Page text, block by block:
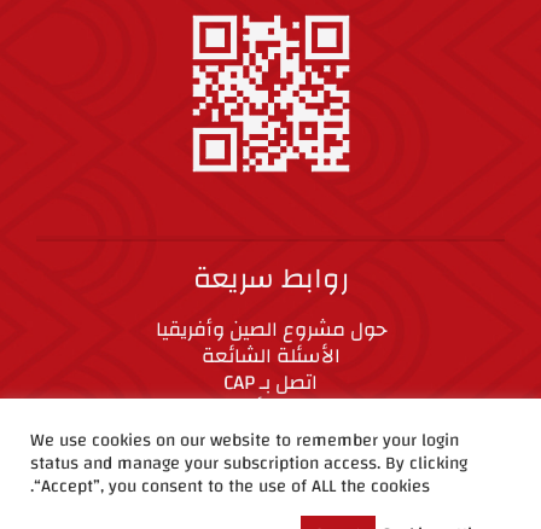
روابط سريعة
حول مشروع الصين وأفريقيا
الأسئلة الشائعة
اتصل بـ CAP
المعايير الأخلاقية
We use cookies on our website to remember your login
status and manage your subscription access. By clicking
“Accept”, you consent to the use of ALL the cookies.